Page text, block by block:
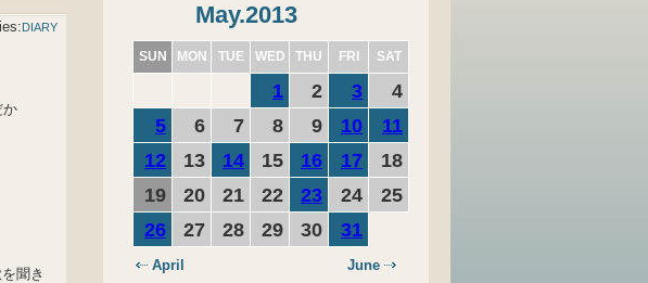
DIARY
か
聞き
May.2013
SUN MON TUE WED THU FRI SAT
1 2 3
4
5
6 7 8 9 10
11
12
13 14 15 16 17
18
19
20 21 22 23 24
25
26
27 28 29 30 31
April June